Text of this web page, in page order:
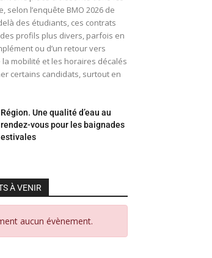
selon l’enquête BMO 2026 de
des étudiants, ces contrats
profils plus divers, parfois en
ou d’un retour vers
la mobilité et les horaires décalés
certains candidats, surtout en
Région. Une qualité d’eau au
rendez-vous pour les baignades
estivales
À VENIR
aucun évènement.